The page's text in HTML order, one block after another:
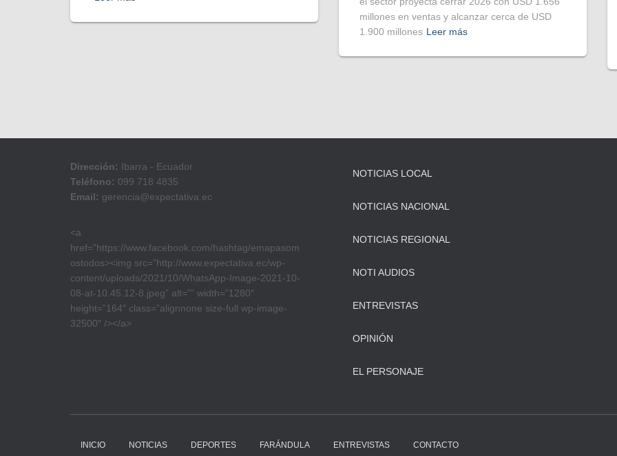
millones en ventas y alcanzar cerca de USD
1.900 millones Leer más
Dirección: Ibarra - Ecuador
Teléfono: 099 718 4835
Email: gerencia@expectativa.ec
<a
href=”https://www.facebook.com/hashtag/emapasom
ostodos><img src=”http://www.expectativa.ec/wp-
content/uploads/2021/10/WhatsApp-Image-2021-10-
08-at-10.45.12-8.jpeg” alt=”” width=”1280″
height=”164″ class=”alignnone size-full wp-image-
32500″ /></a>
NOTICIAS LOCAL
NOTICIAS NACIONAL
NOTICIAS REGIONAL
NOTI AUDIOS
ENTREVISTAS
OPINIÓN
EL PERSONAJE
INICIO NOTICIAS DEPORTES FARÁNDULA ENTREVISTAS CONTACTO